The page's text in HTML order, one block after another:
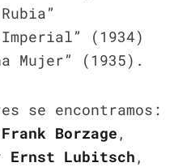
(1934)
Mujer” (1935).
se encontramos:
Frank Borzage ,
Ernst Lubitsch ,